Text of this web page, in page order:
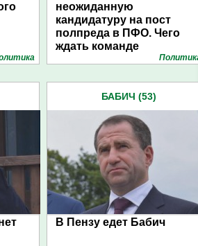
неожиданную
кандидатуру на пост
полпреда в ПФО. Чего
ждать команде
БАБИЧ (53)
В Пензу едет Бабич